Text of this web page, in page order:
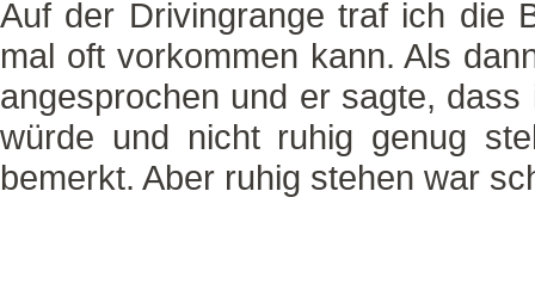
Auf der Drivingrange traf ich die
mal oft vorkommen kann. Als
angesprochen und er sagte,
würde und nicht ruhig genug
bemerkt. Aber ruhig stehen war